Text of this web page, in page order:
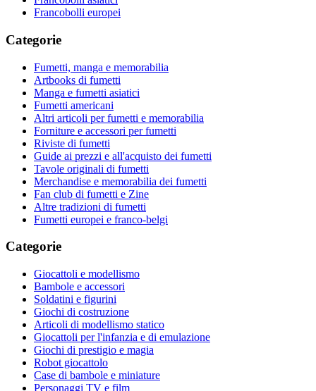
Francobolli europei
Categorie
Fumetti, manga e memorabilia
Artbooks di fumetti
Manga e fumetti asiatici
Fumetti americani
Altri articoli per fumetti e memorabilia
Forniture e accessori per fumetti
Riviste di fumetti
Guide ai prezzi e all'acquisto dei fumetti
Tavole originali di fumetti
Merchandise e memorabilia dei fumetti
Fan club di fumetti e Zine
Altre tradizioni di fumetti
Fumetti europei e franco-belgi
Categorie
Giocattoli e modellismo
Bambole e accessori
Soldatini e figurini
Giochi di costruzione
Articoli di modellismo statico
Giocattoli per l'infanzia e di emulazione
Giochi di prestigio e magia
Robot giocattolo
Case di bambole e miniature
Personaggi TV e film